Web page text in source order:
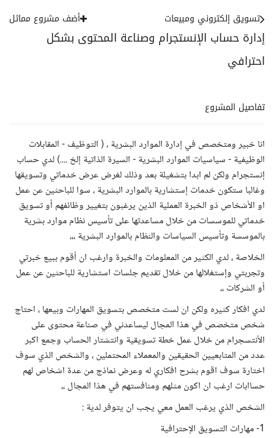
إدارة حساب الإنستجرام وصناعة المحتوى بشكل
احترافي
تسويق إلكتروني ومبيعات أضف مشروع مماثل
تفاصيل المشروع
انا خبير ومتخصص في إدارة الموارد البشرية ، ( التوظيف - المقابلات
الوظيفية - سياسيات الموارد البشرية - السيرة الذاتية إلخ ....) لدي حساب
إنستجرام ولكن لم ابدا بتشغيلة بعد وذلك لغرض عرض خدماتي وتسويقها
وغالبا ستكون خدمات إستشارية بالموارد البشرية ، سوا للباحثين عن عمل
او الأشخاص ذو الخبرة العملية الذين يرغبون بتغيير وظائفهم أو تسويق
خدماتي للموسسات من خلال مساعدتها على تأسيس نظام موارد بشرية
بالموسسة وتأسيس السياسات والنظام بالموارد البشرية ،،،
الخلاصة ، لدي الكثير من المعلومات والخبرة وارغب ان أقوم ببيع خبرتي
وتجربتي وإستغلالها من خلال تقديم جلسات استشارية للباحثين عن عمل
أو الشركات ،،
لدي افكار كثيره ولكن ان لست متخصص بتسويق المهارات وبيعها ، احتاج
شخص متخصص في هذا المجال ليساعدني في صناعة محتوى على
الأنتسجرام من خلال عمل خطة تسويقية وانتشتار الحساب وجمع اكبر
عدد من المتابعيين الحقيقين والمعملاء المحتملين ، والشخص الذي سوف
اختارة سوف اقوم بشرح افكاري له وعرض نماذج من عدة اشخاص لهم
حساابات ارغب ان اكون مثلهم ومنافستهم في هذا المجال ،،
الشخص الذي يرغب العمل معي يجب ان يتوفر لدية :
1- مهارات التسويق الإحترافية